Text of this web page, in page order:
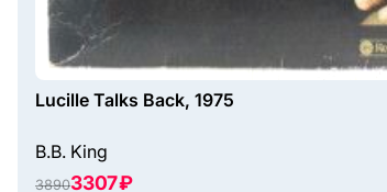
Lucille Talks Back, 1975
B.B. King
38903307 ₽